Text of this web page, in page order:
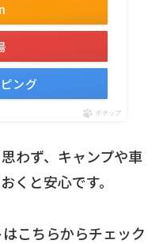
ング
ポチップ
わず、キャンプや車
くと安心です。
こちらからチェック